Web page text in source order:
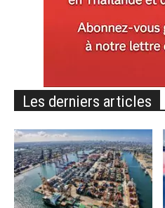
Les derniers articles